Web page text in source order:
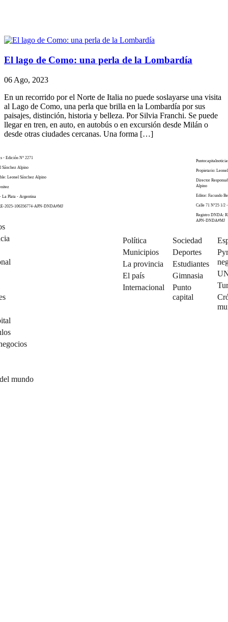
El lago de Como: una perla de la Lombardía
06 Ago, 2023
En un recorrido por el Norte de Italia no puede soslayarse una visita
al Lago de Como, una perla que brilla en la Lombardía por sus
paisajes, distinción, historia y belleza. Por Silvia Franchi. Se puede
llegar en tren, en auto, en autobús o en excursión desde Milán o
desde otras ciudades cercanas. Una forma […]
- Edición N° 2271
Sánchez Alpino
Leonel Sánchez Alpino
La Plata - Argentina
2025-106356774-APN-DNDA#MJ
mundo
Propietario:
Director
Alpino
Editor: Facundo
Calle 71 N°25 1/2
Registro DNDA:
APN-DNDA#MJ
Política
Municipios
La provincia
El país
Internacional
Sociedad
Deportes
Estudiantes
Gimnasia
Punto
capital